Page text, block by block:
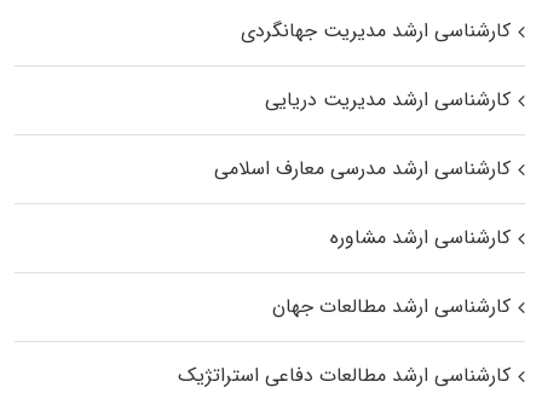
کارشناسی ارشد مدیریت جهانگردی
کارشناسی ارشد مدیریت دریایی
کارشناسی ارشد مدرسی معارف اسلامی
کارشناسی ارشد مشاوره
کارشناسی ارشد مطالعات جهان
کارشناسی ارشد مطالعات دفاعی استراتژیک